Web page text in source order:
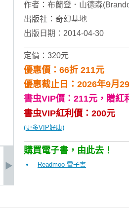
作者： 布蘭登．山德森
出版社： 奇幻基地
出版日期：2014-04-30
定價：320元
優惠價：66折 211元
優惠截止日：2026年9月
書虫VIP價：211元， 贈紅
書虫VIP紅利價：200元
(更多VIP好康)
購買電子書，由此去！
Readmoo 電子書